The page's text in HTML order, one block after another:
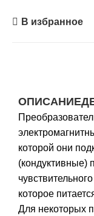
В избранное
ОПИСАНИЕ
которой они
(кондуктивные)
которое
Для некоторых